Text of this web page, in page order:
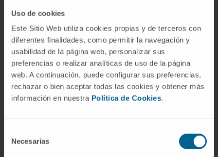
Uso de cookies
Este Sitio Web utiliza cookies propias y de terceros con
diferentes finalidades, como permitir la navegación y
usabilidad de la página web, personalizar sus
preferencias o realizar analíticas de uso de la página
web. A continuación, puede configurar sus preferencias,
rechazar o bien aceptar todas las cookies y obtener más
información en nuestra Política de Cookies.
Necesarias
en inmunodeprimido es prioritaria la clínica
para instaurar el tratamiento, reservando la
biopsia para casos de ineficacia.
En los recién nacidos la clínica y los
anticuerpos son útiles pero es preciso el
tejidos.
Cualquier alteración en el sistema